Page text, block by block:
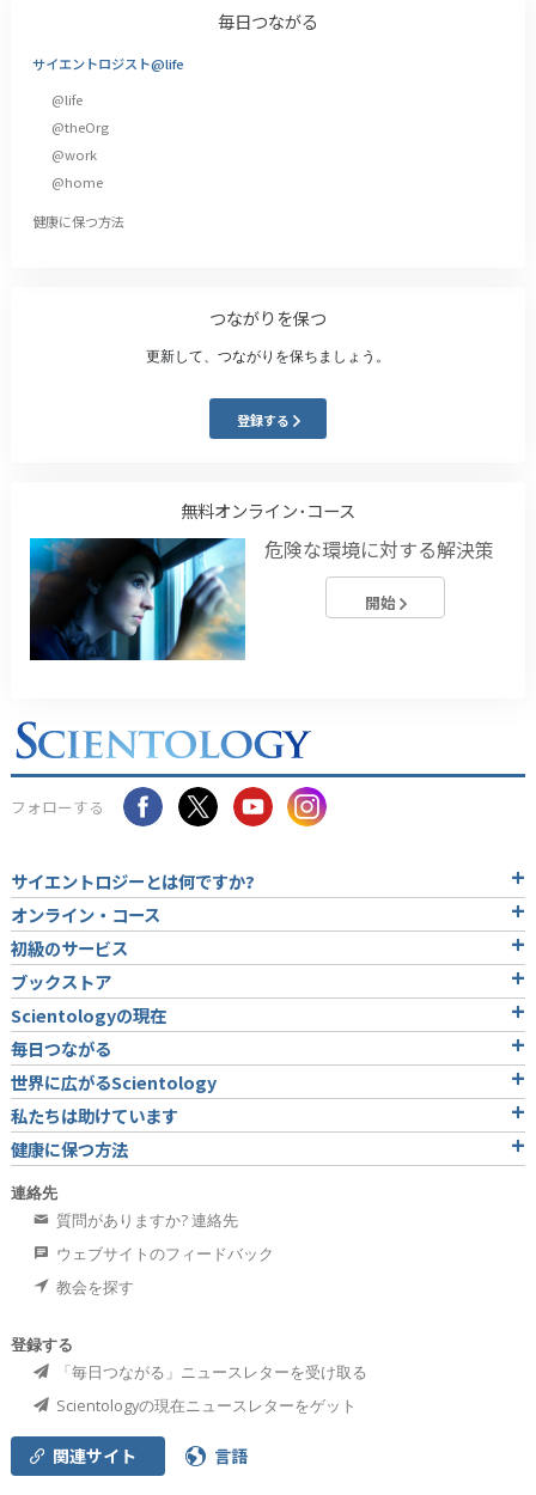
毎日つながる
サイエントロジスト@life
@life
@theOrg
@work
@home
健康に保つ方法
つながりを保つ
更新して、つながりを保ちましょう。
登録する
無料オンライン･コース
危険な環境に対する解決策
開始
フォローする
サイエントロジーとは何ですか?
オンライン・コース
初級のサービス
ブックストア
Scientologyの現在
毎日つながる
世界に広がるScientology
私たちは助けています
健康に保つ方法
連絡先
質問がありますか? 連絡先
ウェブサイトのフィードバック
教会を探す
登録する
「毎日つながる」ニュースレターを受け取る
Scientologyの現在ニュースレターをゲット
関連サイト 言語